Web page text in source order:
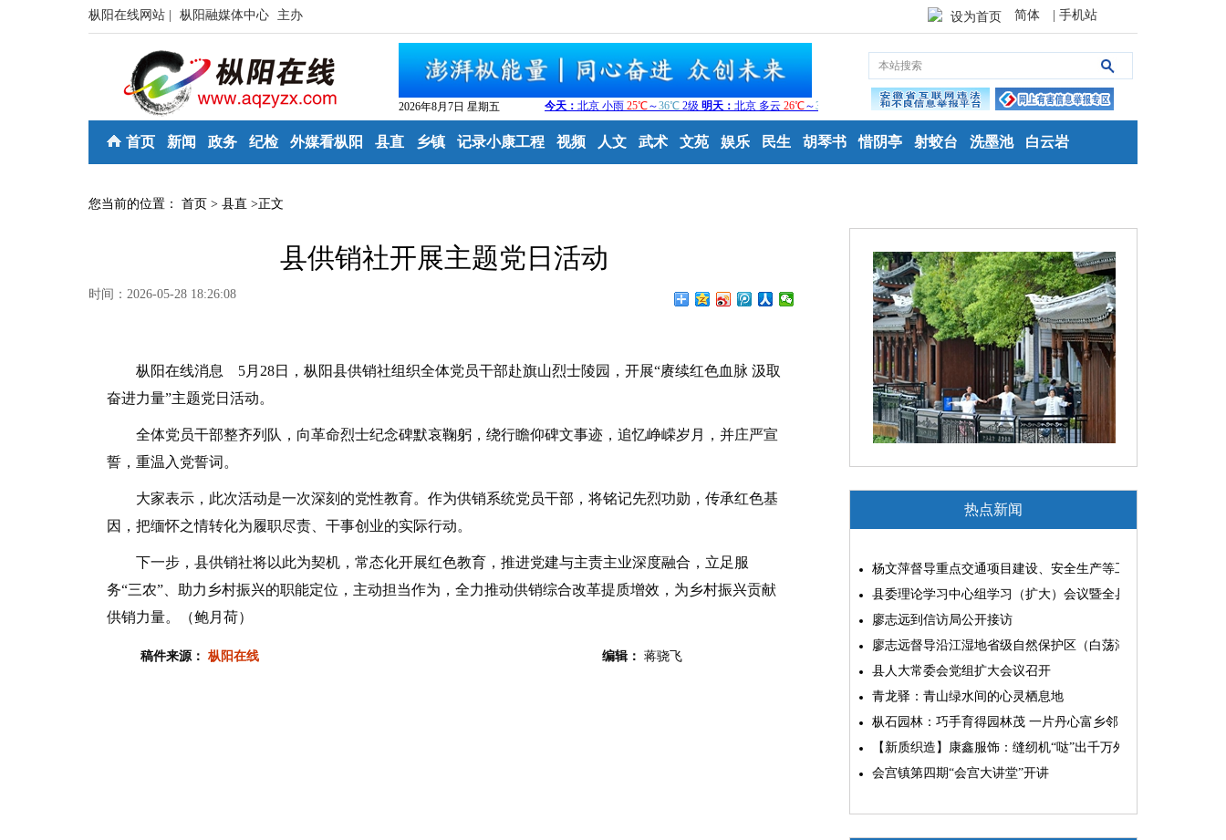
枞阳在线网站 | 枞阳融媒体中心 主办 设为首页 简体 | 手机站
2026年8月7日 星期五
首页 新闻 政务 纪检 外媒看枞阳 县直 乡镇 记录小康工程 视频 人文 武术 文苑 娱乐 民生 胡琴书 惜阴亭 射蛟台 洗墨池 白云岩
您当前的位置： 首页 > 县直 >正文
县供销社开展主题党日活动
时间：2026-05-28 18:26:08
枞阳在线消息 5月28日，枞阳县供销社组织全体党员干部赴旗山烈士陵园，开展“赓续红色血脉 汲取
奋进力量”主题党日活动。
全体党员干部整齐列队，向革命烈士纪念碑默哀鞠躬，绕行瞻仰碑文事迹，追忆峥嵘岁月，并庄严宣
誓，重温入党誓词。
大家表示，此次活动是一次深刻的党性教育。作为供销系统党员干部，将铭记先烈功勋，传承红色基
因，把缅怀之情转化为履职尽责、干事创业的实际行动。
下一步，县供销社将以此为契机，常态化开展红色教育，推进党建与主责主业深度融合，立足服
务“三农”、助力乡村振兴的职能定位，主动担当作为，全力推动供销综合改革提质增效，为乡村振兴贡献
供销力量。（鲍月荷）
稿件来源： 枞阳在线 编辑： 蒋骁飞
热点新闻
杨文萍督导重点交通项目建设、安全生产等工作
县委理论学习中心组学习（扩大）会议暨全县“两为”能力素质
廖志远到信访局公开接访
廖志远督导沿江湿地省级自然保护区（白荡湖片区）问题整改
县人大常委会党组扩大会议召开
青龙驿：青山绿水间的心灵栖息地
枞石园林：巧手育得园林茂 一片丹心富乡邻
【新质织造】康鑫服饰：缝纫机“哒”出千万外贸大生意
会宫镇第四期“会宫大讲堂”开讲